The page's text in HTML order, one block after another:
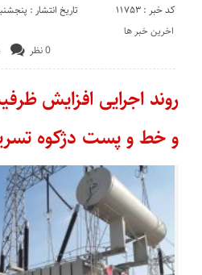
کد خبر : 11753 تاریخ انتشار : پنجشنبه ۱۰ فروردین ۱۴۰۲ -
0 نظر
اخرین خبر ها
روند اجرایی افزایش
و خط و پست دژکوه